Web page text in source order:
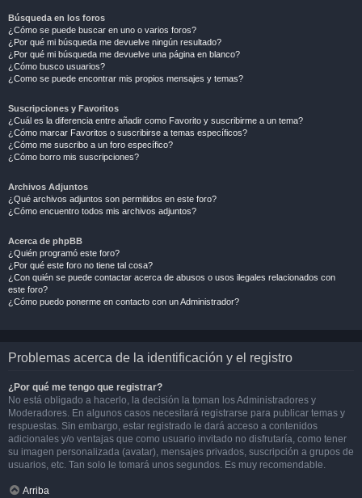
Búsqueda en los foros
¿Cómo se puede buscar en uno o varios foros?
¿Por qué mi búsqueda me devuelve ningún resultado?
¿Por qué mi búsqueda me devuelve una página en blanco?
¿Cómo busco usuarios?
¿Como se puede encontrar mis propios mensajes y temas?
Suscripciones y Favoritos
¿Cuál es la diferencia entre añadir como Favorito y suscribirme a un tema?
¿Cómo marcar Favoritos o suscribirse a temas específicos?
¿Cómo me suscribo a un foro específico?
¿Cómo borro mis suscripciones?
Archivos Adjuntos
¿Qué archivos adjuntos son permitidos en este foro?
¿Cómo encuentro todos mis archivos adjuntos?
Acerca de phpBB
¿Quién programó este foro?
¿Por qué este foro no tiene tal cosa?
¿Con quién se puede contactar acerca de abusos o usos ilegales relacionados con
este foro?
¿Cómo puedo ponerme en contacto con un Administrador?
Problemas acerca de la identificación y el registro
¿Por qué me tengo que registrar?
No está obligado a hacerlo, la decisión la toman los Administradores y
Moderadores. En algunos casos necesitará registrarse para publicar temas y
respuestas. Sin embargo, estar registrado le dará acceso a contenidos
adicionales y/o ventajas que como usuario invitado no disfrutaría, como tener
su imagen personalizada (avatar), mensajes privados, suscripción a grupos de
usuarios, etc. Tan solo le tomará unos segundos. Es muy recomendable.
Arriba